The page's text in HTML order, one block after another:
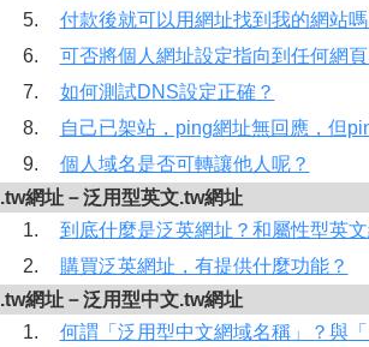
5.
付款後就可以用網址找到我的網站
6.
可否將個人網址設定指向到任何網
7.
如何測試DNS設定正確？
8.
自己已架站，ping網址無回應，但
9.
個人域名是否可轉讓他人呢？
.tw網址－泛用型英文.tw網址
1.
到底什麼是泛英網址？和屬性型英
2.
購買泛英網址，有提供什麼功能？
.tw網址－泛用型中文.tw網址
1.
何謂「泛用型中文網域名稱」？與